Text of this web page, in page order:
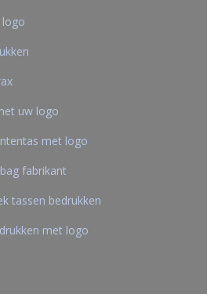
logo
uw logo
met logo
fabrikant
tassen bedrukken
met logo